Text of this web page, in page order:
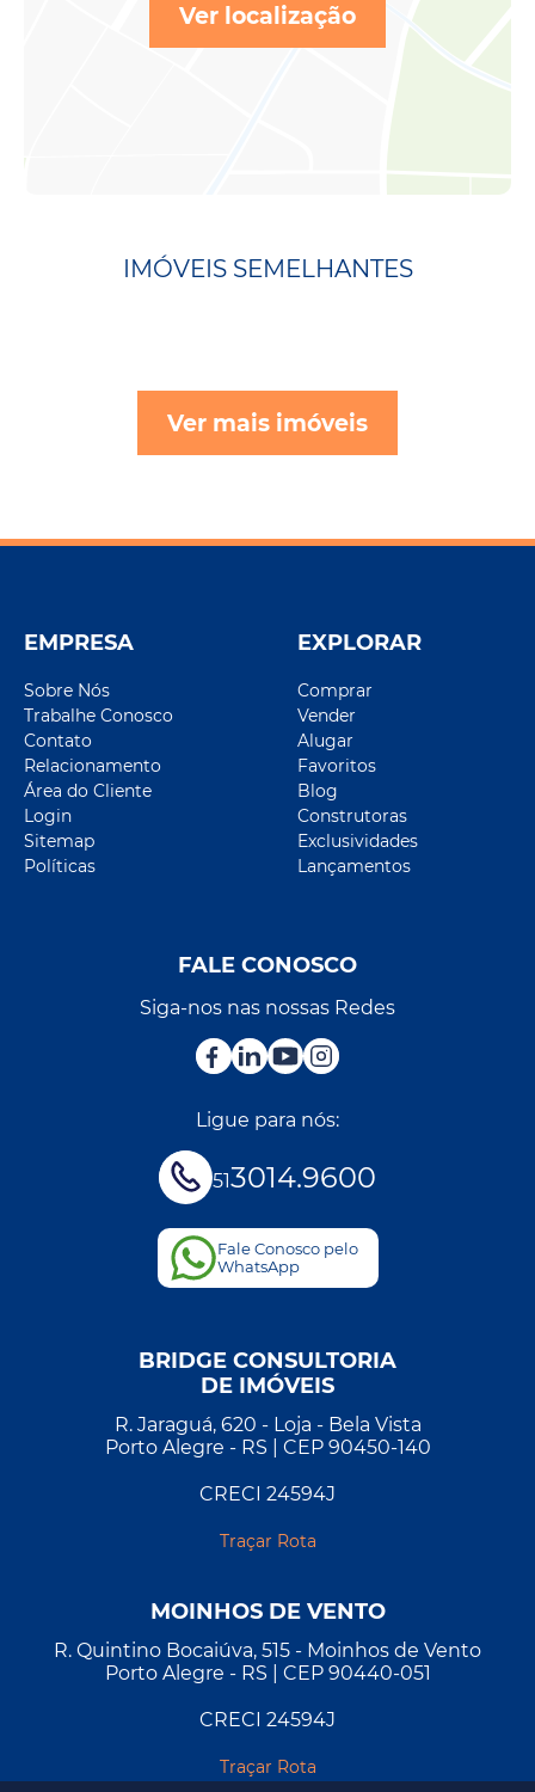
Ver localização
IMÓVEIS SEMELHANTES
Ver mais imóveis
EMPRESA
Sobre Nós
Trabalhe Conosco
Contato
Relacionamento
Área do Cliente
Login
Sitemap
Políticas
EXPLORAR
Comprar
Vender
Alugar
Favoritos
Blog
Construtoras
Exclusividades
Lançamentos
FALE CONOSCO
Siga-nos nas nossas Redes
Ligue para nós:
513014.9600
Fale Conosco pelo
WhatsApp
BRIDGE CONSULTORIA
DE IMÓVEIS
R. Jaraguá, 620 - Loja - Bela Vista
Porto Alegre - RS | CEP 90450-140
CRECI 24594J
Traçar Rota
MOINHOS DE VENTO
R. Quintino Bocaiúva, 515 - Moinhos de Vento
Porto Alegre - RS | CEP 90440-051
CRECI 24594J
Traçar Rota